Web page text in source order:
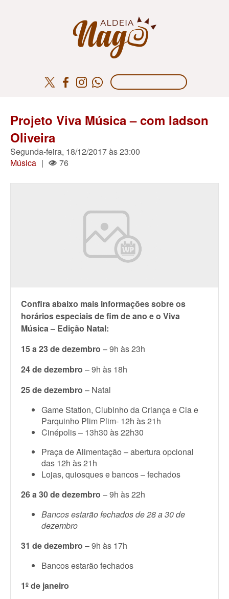
Projeto Viva Música – com Iadson
Oliveira
Segunda-feira, 18/12/2017 às 23:00
Música | 76
Confira abaixo mais informações sobre os
horários especiais de fim de ano e o Viva
Música – Edição Natal:
15 a 23 de dezembro – 9h às 23h
24 de dezembro – 9h às 18h
25 de dezembro – Natal
Game Station, Clubinho da Criança e Cia e
Parquinho Plim Plim- 12h às 21h
Cinépolis – 13h30 às 22h30
Praça de Alimentação – abertura opcional
das 12h às 21h
Lojas, quiosques e bancos – fechados
26 a 30 de dezembro – 9h às 22h
Bancos estarão fechados de 28 a 30 de
dezembro
31 de dezembro – 9h às 17h
Bancos estarão fechados
1º de janeiro